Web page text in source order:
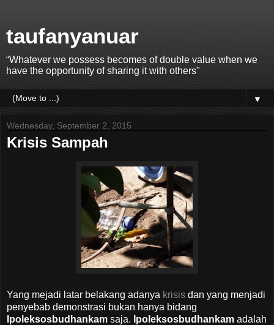
taufanyanuar
“Whatever we possess becomes of double value when we
have the opportunity of sharing it with others"
▼
Wednesday, September 2, 2015
Krisis Sampah
Yang mejadi latar belakang adanya krisis dan yang menjadi
penyebab demonstrasi bukan hanya bidang
Ipoleksosbudhankam saja. Ipoleksosbudhankam adalah